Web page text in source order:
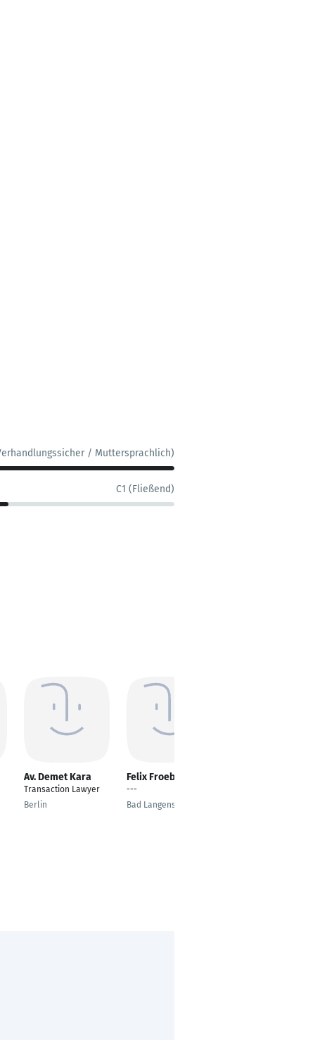
/ Muttersprachlich)
C1 (Fließend)
Av. Demet Kara
Transaction Lawyer
Berlin
Felix Froeb
---
Bad Langensalza